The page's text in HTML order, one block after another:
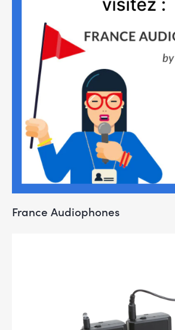
France Audiophones